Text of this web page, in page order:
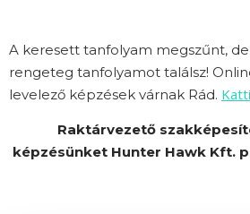
A keresett tanfolyam megszűnt,
rengeteg tanfolyamot találsz!
levelező képzések várnak Rád.
Raktárvezető
képzésünket Hunter Hawk Kft.